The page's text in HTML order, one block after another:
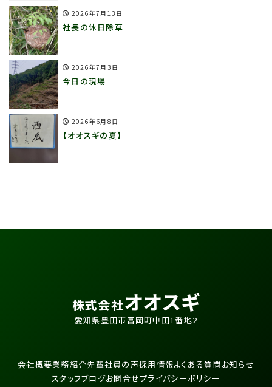
2026年7月13日
社長の休日除草
2026年7月3日
今日の現場
2026年6月8日
【オオスギの夏】
株式会社オオスギ
愛知県豊田市富岡町中田1番地2
会社概要業務紹介先輩社員の声採用情報よくある質問お知らせ
スタッフブログお問合せプライバシーポリシー